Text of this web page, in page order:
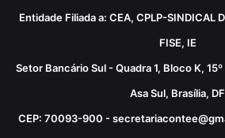
Entidade Filiada a: CEA, CPLP-SINDICAL
FISE, IE
Setor Bancário Sul - Quadra 1, Bloco K,
Asa Sul, Brasília, DF
CEP: 70093-900 -